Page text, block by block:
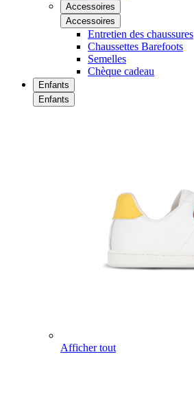
Accessoires
Accessoires
Entretien des chaussures
Chaussettes Barefoots
Semelles
Chèque cadeau
Enfants
Enfants
Afficher tout